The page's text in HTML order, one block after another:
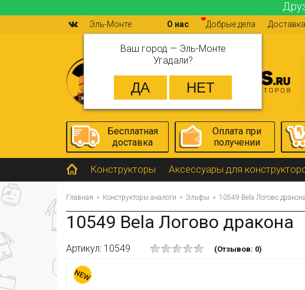
Эль-Монте
Ваш город — Эль-Монте
Угадали?
О нас Добрые дела
Бесплатная
доставка
Оплата при
получении
Конструкторы Аксессуары для
Главная Конструкторы аналоги Эльфы 10549 Bela Логово дракона
10549 Bela Логово дракона
Артикул: 10549 (Отзывов: 0)